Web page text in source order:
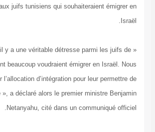
majorant l’aide aux juifs tunisiens qui souhaiteraient
« Nous savons qu’il y a une véritable détresse parmi
Tunisie, dont beaucoup voudraient émigrer en
allons augmenter l’allocation d’intégration pour leur
le faire », a déclaré alors le premier
Netanyahu, cité dans un